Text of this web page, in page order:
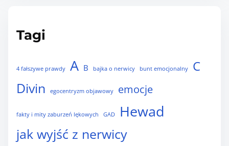
Tagi
4 fałszywe prawdy A B bajka o nerwicy bunt emocjonalny C
Divin egocentryzm objawowy emocje
fakty i mity zaburzeń lękowych GAD Hewad
jak wyjść z nerwicy